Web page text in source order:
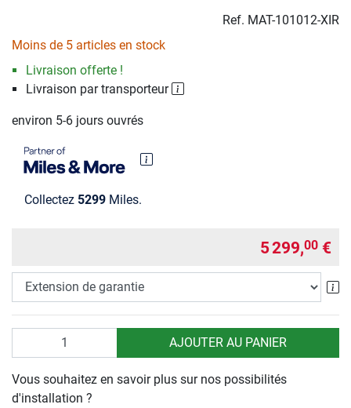
Ref. MAT-101012-XIR
Moins de 5 articles en stock
Livraison offerte !
Livraison par transporteur
environ 5-6 jours ouvrés
Collectez 5299 Miles.
5 299,00 €
AJOUTER AU PANIER
Vous souhaitez en savoir plus sur nos possibilités
d'installation ?